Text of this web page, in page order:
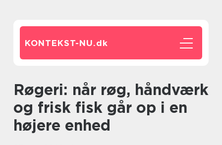
KONTEKST-NU.dk
Røgeri: når røg, håndværk
og frisk fisk går op i en
højere enhed